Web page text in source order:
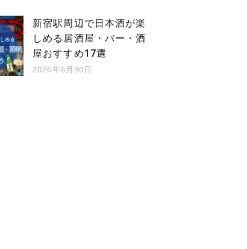
新宿駅周辺で日本酒が楽
しめる居酒屋・バー・酒
屋おすすめ17選
2026年6月30日